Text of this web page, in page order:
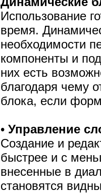
Использование
время.
необходимости
компоненты и
них есть
благодаря чему
блока, если
• Управление
Создание и
быстрее и с
внесенные в
становятся